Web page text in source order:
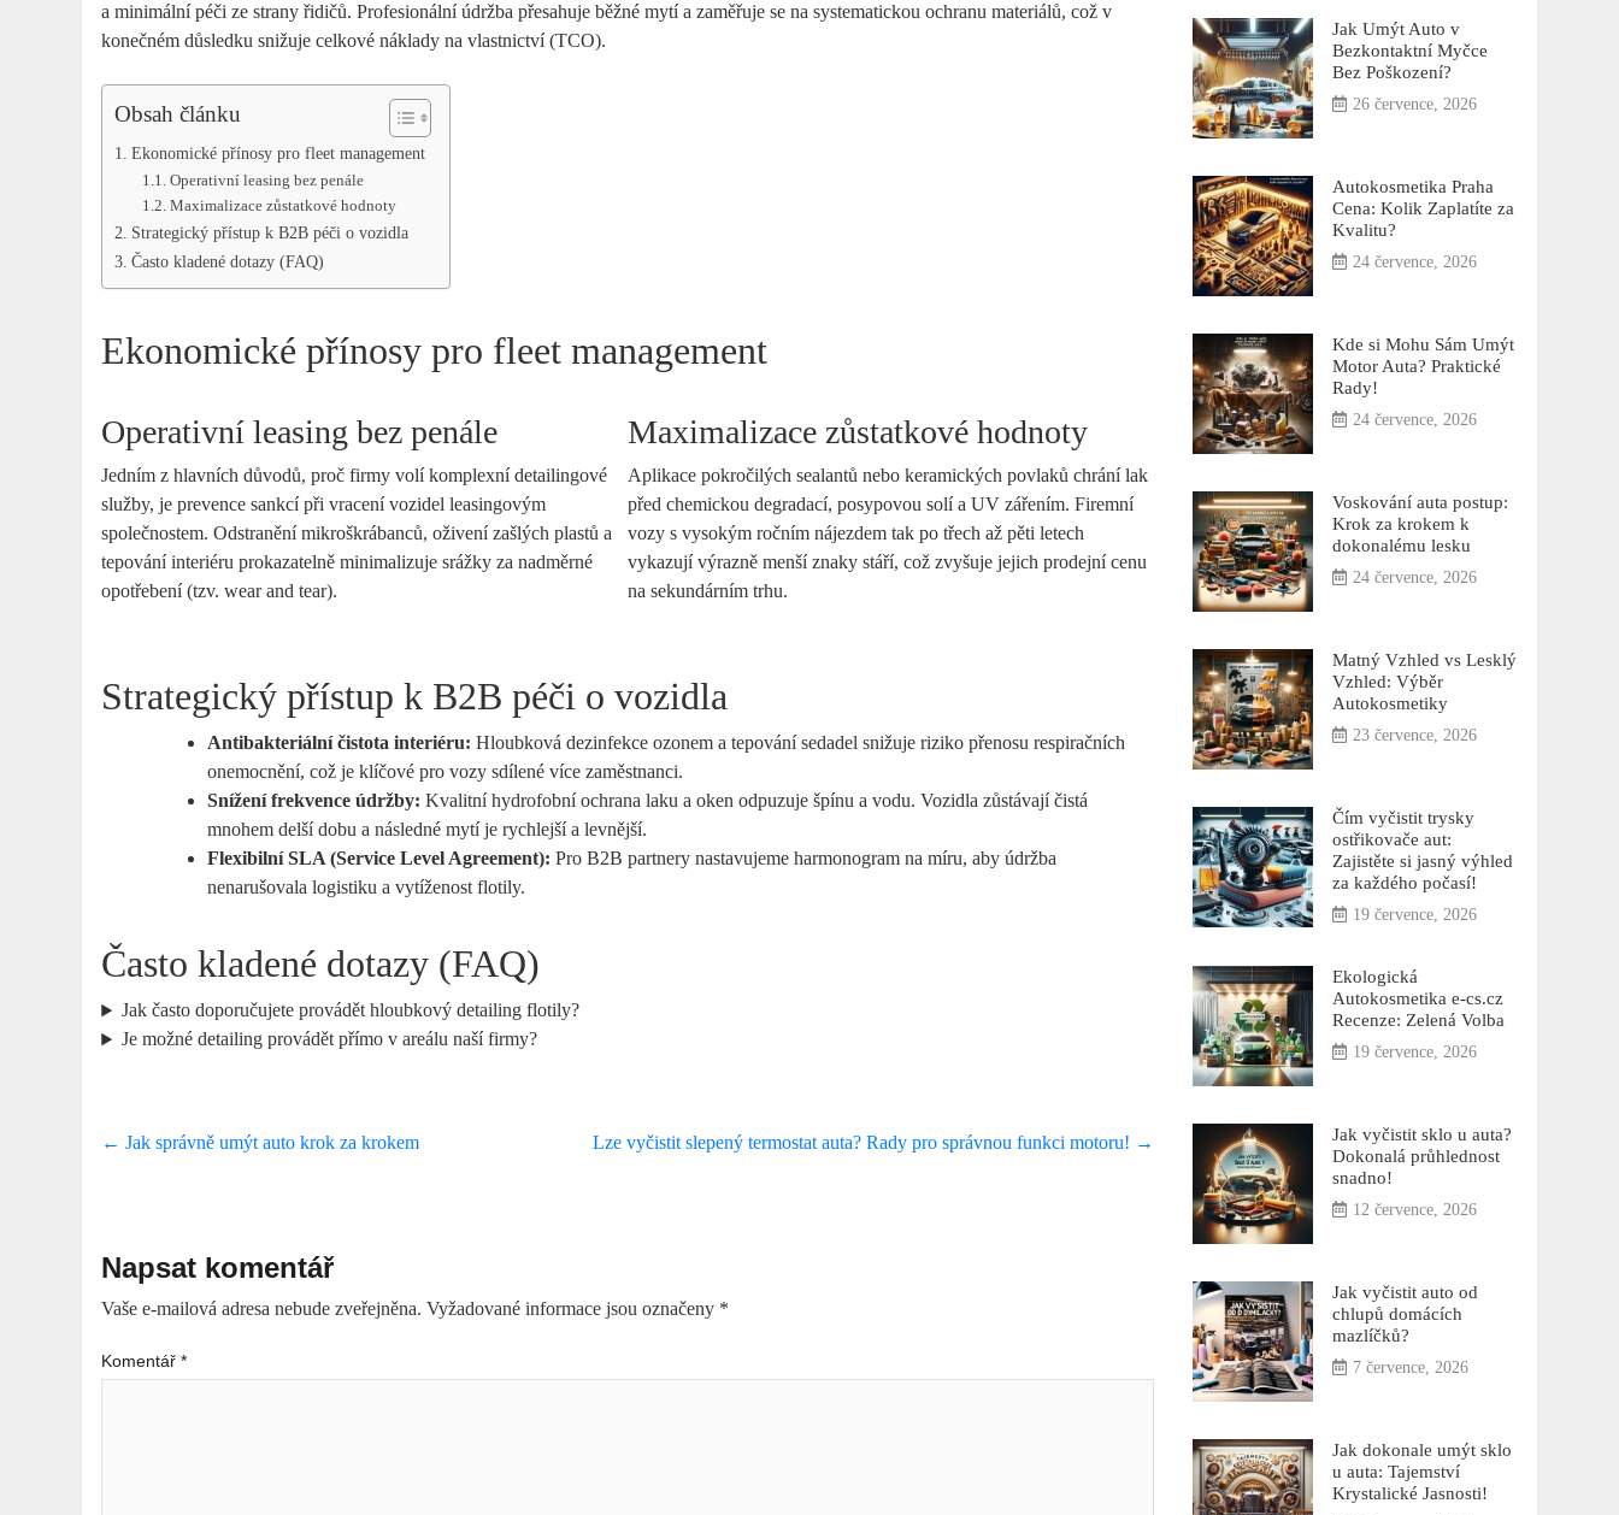
a minimální péči ze strany řidičů. Profesionální údržba přesahuje běžné mytí a zaměřuje se na systematickou ochranu materiálů, což v
konečném důsledku snižuje celkové náklady na vlastnictví (TCO).
Obsah článku
Ekonomické přínosy pro fleet management
Operativní leasing bez penále
Maximalizace zůstatkové hodnoty
Strategický přístup k B2B péči o vozidla
Často kladené dotazy (FAQ)
Ekonomické přínosy pro fleet management
Operativní leasing bez penále
Jedním z hlavních důvodů, proč firmy volí komplexní detailingové
služby, je prevence sankcí při vracení vozidel leasingovým
společnostem. Odstranění mikroškrábanců, oživení zašlých plastů a
tepování interiéru prokazatelně minimalizuje srážky za nadměrné
opotřebení (tzv. wear and tear).
Maximalizace zůstatkové hodnoty
Aplikace pokročilých sealantů nebo keramických povlaků chrání lak
před chemickou degradací, posypovou solí a UV zářením. Firemní
vozy s vysokým ročním nájezdem tak po třech až pěti letech
vykazují výrazně menší znaky stáří, což zvyšuje jejich prodejní cenu
na sekundárním trhu.
Strategický přístup k B2B péči o vozidla
Antibakteriální čistota interiéru: Hloubková dezinfekce ozonem a tepování sedadel snižuje riziko přenosu respiračních
onemocnění, což je klíčové pro vozy sdílené více zaměstnanci.
Snížení frekvence údržby: Kvalitní hydrofobní ochrana laku a oken odpuzuje špínu a vodu. Vozidla zůstávají čistá
mnohem delší dobu a následné mytí je rychlejší a levnější.
Flexibilní SLA (Service Level Agreement): Pro B2B partnery nastavujeme harmonogram na míru, aby údržba
nenarušovala logistiku a vytíženost flotily.
Často kladené dotazy (FAQ)
Jak často doporučujete provádět hloubkový detailing flotily?
Je možné detailing provádět přímo v areálu naší firmy?
← Jak správně umýt auto krok za krokem Lze vyčistit slepený termostat auta? Rady pro správnou funkci motoru! →
Napsat komentář
Vaše e-mailová adresa nebude zveřejněna. Vyžadované informace jsou označeny *
Komentář*
Jak Umýt Auto v
Bezkontaktní Myčce
Bez Poškození?
26 července, 2026
Autokosmetika Praha
Cena: Kolik Zaplatíte za
Kvalitu?
24 července, 2026
Kde si Mohu Sám Umýt
Motor Auta? Praktické
Rady!
24 července, 2026
Voskování auta postup:
Krok za krokem k
dokonalému lesku
24 července, 2026
Matný Vzhled vs Lesklý
Vzhled: Výběr
Autokosmetiky
23 července, 2026
Čím vyčistit trysky
ostřikovače aut:
Zajistěte si jasný výhled
za každého počasí!
19 července, 2026
Ekologická
Autokosmetika e-cs.cz
Recenze: Zelená Volba
19 července, 2026
Jak vyčistit sklo u auta?
Dokonalá průhlednost
snadno!
12 července, 2026
Jak vyčistit auto od
chlupů domácích
mazlíčků?
7 července, 2026
Jak dokonale umýt sklo
u auta: Tajemství
Krystalické Jasnosti!